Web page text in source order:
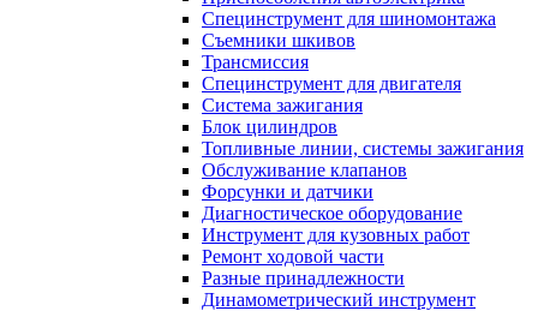
Специнструмент для шиномонтажа
Съемники шкивов
Трансмиссия
Специнструмент для двигателя
Система зажигания
Блок цилиндров
Топливные линии, системы зажигания
Обслуживание клапанов
Форсунки и датчики
Диагностическое оборудование
Инструмент для кузовных работ
Ремонт ходовой части
Разные принадлежности
Динамометрический инструмент